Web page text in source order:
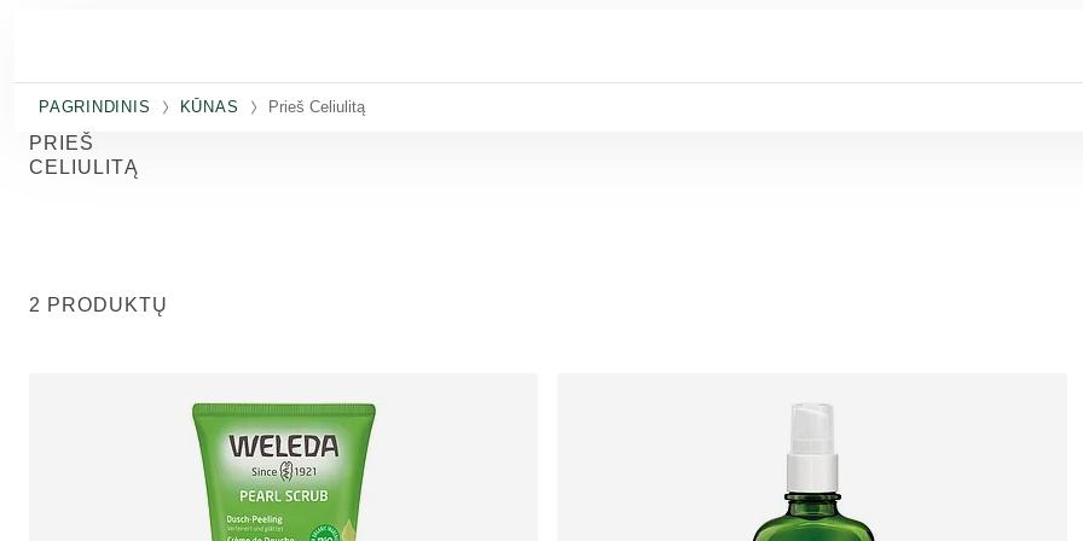
PAGRINDINIS KŪNAS Prieš Celiulitą
PRIEŠ
CELIULITĄ
2 PRODUKTŲ